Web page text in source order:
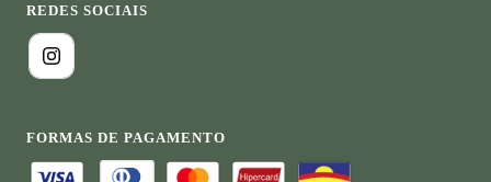
REDES SOCIAIS
FORMAS DE PAGAMENTO